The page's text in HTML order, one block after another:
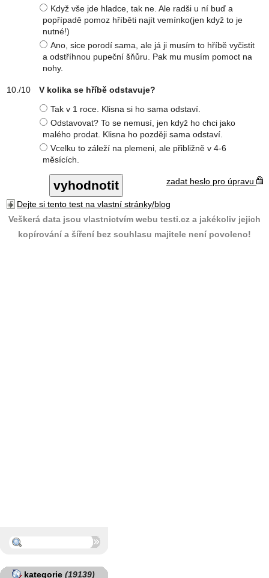
Když vše jde hladce, tak ne. Ale radši u ní buď a
popřípadě pomoz hříběti najít vemínko(jen když to je
nutné!)
Ano, sice porodí sama, ale já ji musím to hříbě vyčistit
a odstříhnou pupeční šňůru. Pak mu musím pomoct na
nohy.
V kolika se hříbě odstavuje?
Tak v 1 roce. Klisna si ho sama odstaví.
Odstavovat? To se nemusí, jen když ho chci jako
malého prodat. Klisna ho později sama odstaví.
Vcelku to záleží na plemeni, ale přibližně v 4-6
měsících.
zadat heslo pro úpravu
Dejte si tento test na vlastní stránky/blog
Veškerá data jsou vlastnictvím webu testi.cz a jakékoliv jejich
kopírování a šíření bez souhlasu majitele není povoleno!
kategorie (19139)